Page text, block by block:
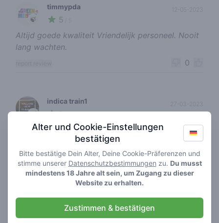
🍃
timmypda
5
12-05-2023
Altijd goede kwaliteit Vriendelijk personeel. Nooit
lang wachten.
0
🍃
indica train1
1
27-03-2023
opnieuw werd ik opgelicht betaald voor gelato
kreeg iets anders
report review 0
/ 5
31-01-2023
Alter und Cookie-Einstellungen
bestätigen
Bitte bestätige Dein Alter, Deine Cookie-Präferenzen und
stimme unserer Datenschutzbestimmungen zu. Du musst
mindestens 18 Jahre alt sein, um Zugang zu dieser
Website zu erhalten.
Zustimmen & bestätigen